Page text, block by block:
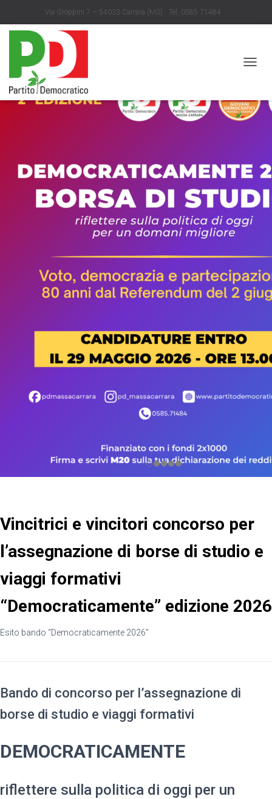
Via Groppini 7 – 54033 Carrara (MS) Tel. 0585 71484
I
G
O
N
T
O
G
E
Vincitrici e vincitori concorso per
l’assegnazione di borse di studio e
viaggi formativi
“Democraticamente” edizione 2026
Esito bando “Democraticamente 2026”
Bando di concorso per l’assegnazione di
borse di studio e viaggi formativi
DEMOCRATICAMENTE
riflettere sulla politica di oggi per un